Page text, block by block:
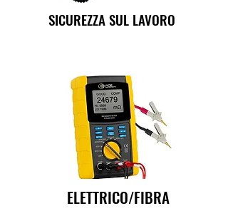
SICUREZZA SUL LAVORO
ELETTRICO/FIBRA